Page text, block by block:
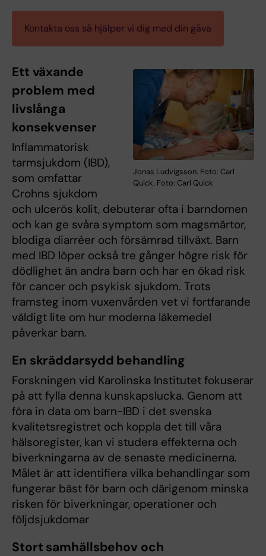
Kontakta oss så hjälper vi dig med din gåva
Jonas Ludvigsson. Foto: Carl
Quick. Foto: Carl Quick
Ett växande
problem med
livslånga
konsekvenser
Inflammatorisk
tarmsjukdom (IBD),
som omfattar
Crohns sjukdom
och ulcerös kolit, debuterar ofta i barndomen
och kan ge svåra symptom som magsmärtor,
blodiga diarréer och försämrad tillväxt. Barn
med IBD löper också tre gånger högre risk för
dödlighet än andra barn och har en ökad risk
för cancer och psykisk sjukdom. Trots
framsteg inom vuxenvården vet vi fortfarande
väldigt lite om hur moderna läkemedel
påverkar barn.
En skräddarsydd behandling
Forskningen vid Karolinska Institutet fokuserar
på att fylla denna kunskapslucka. Genom att
föra in data om barn-IBD i det svenska
kvalitetsregistret och koppla det till våra
hälsoregister, kan vi studera effekterna och
biverkningarna av de senaste medicinerna.
Målet är att identifiera vilka behandlingar som
fungerar bäst för barn och därigenom minska
risken för biverkningar, operationer och
följdsjukdomar
Stort samhällsbehov och